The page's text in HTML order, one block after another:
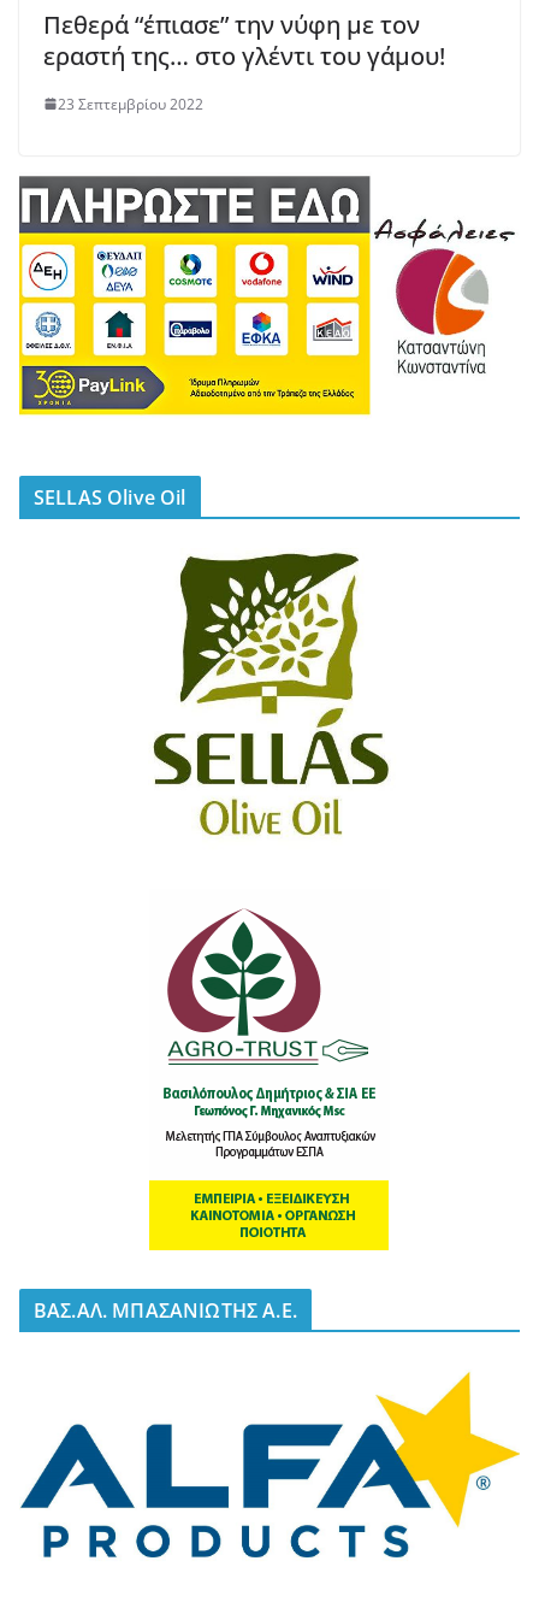
Πεθερά “έπιασε” την νύφη με τον
εραστή της… στο γλέντι του γάμου!
23 Σεπτεμβρίου 2022
SELLAS Olive Oil
BΑΣ.ΑΛ. ΜΠΑΣΑΝΙΩΤΗΣ Α.Ε.